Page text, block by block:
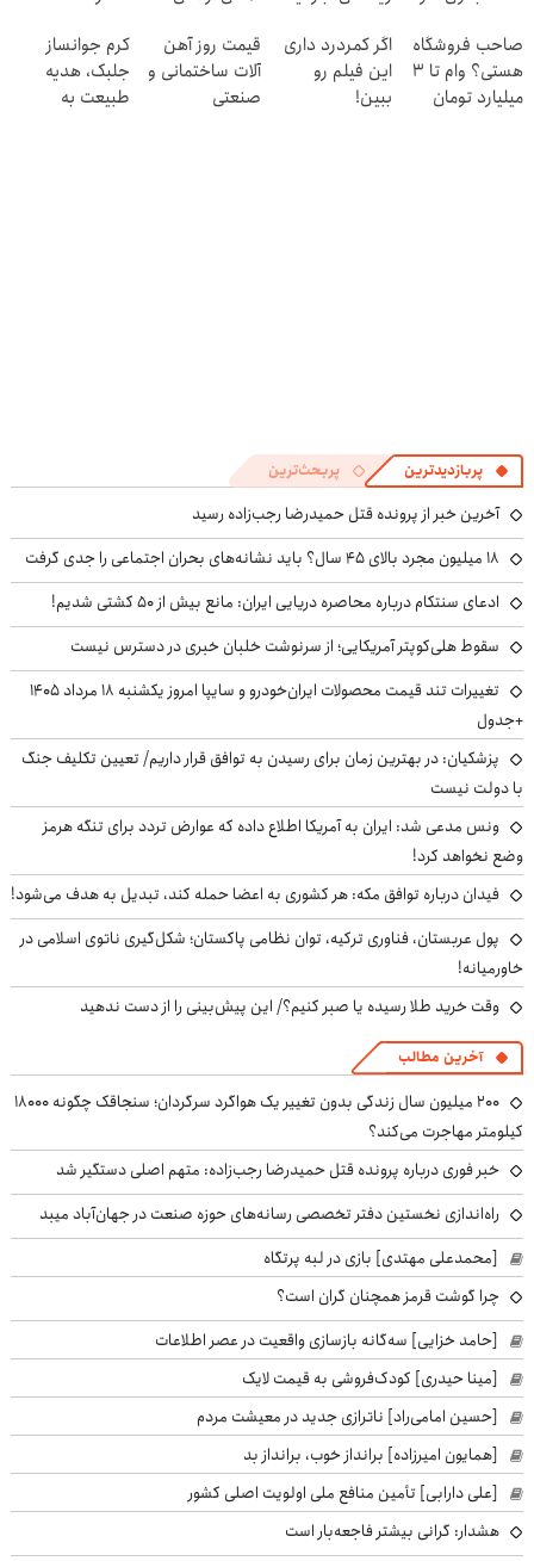
بیشتر
فرمول پیشرفته،
مقابله با انواع
ساس
صاحب فروشگاه
هستی؟ وام تا ۳
میلیارد تومان
اگر کمردرد داری
این فیلم رو
ببین!
قیمت روز آهن
آلات ساختمانی و
صنعتی
کرم جوانساز
جلبک، هدیه
طبیعت به
پربازدیدترین پربحث‌ترین
آخرین خبر از پرونده قتل حمیدرضا رجب‌زاده رسید
۱۸ میلیون مجرد بالای ۴۵ سال؟ باید نشانه‌های بحران اجتماعی را جدی گرفت
ادعای سنتکام درباره محاصره دریایی ایران: مانع بیش از ۵۰ کشتی شدیم!
سقوط هلی‌کوپتر آمریکایی؛ از سرنوشت خلبان خبری در دسترس نیست
تغییرات تند قیمت محصولات ایران‌خودرو و سایپا امروز یکشنبه ۱۸ مرداد ۱۴۰۵
+جدول
پزشکیان‌: در بهترین زمان برای رسیدن به توافق قرار داریم/ تعیین تکلیف جنگ
با دولت نیست
ونس مدعی شد: ایران به آمریکا اطلاع داده که عوارض تردد برای تنگه هرمز
وضع نخواهد کرد!
فیدان درباره توافق مکه: هر کشوری به اعضا حمله کند، تبدیل به هدف می‌شود!
پول عربستان، فناوری ترکیه، توان نظامی پاکستان؛ شکل‌گیری ناتوی اسلامی در
خاورمیانه!
وقت خرید طلا رسیده یا صبر کنیم؟/ این پیش‌بینی را از دست ندهید
آخرین مطالب
۲۰۰ میلیون سال زندگی بدون تغییر یک هواگرد سرگردان؛ سنجاقک‌ چگونه ۱۸۰۰۰
کیلومتر مهاجرت می‌کند؟
خبر فوری درباره پرونده قتل حمیدرضا رجب‌زاده: متهم اصلی دستگیر شد
راه‌اندازی نخستین دفتر تخصصی رسانه‌های حوزه صنعت در جهان‌آباد میبد
[محمدعلی مهتدی] بازی در لبه پرتگاه
چرا گوشت قرمز همچنان گران است؟
[حامد خزایی] سه‌گانه بازسازی واقعیت در عصر اطلاعات
[مینا حیدری] کودک‌فروشی به قیمت لایک
[حسین امامی‌راد] ناترازی جدید در معیشت مردم
[همایون امیرزاده] برانداز خوب، برانداز بد
[علی دارابی] تأمین منافع ملی اولویت اصلی کشور
هشدار: گرانی بیشتر فاجعه‌بار است